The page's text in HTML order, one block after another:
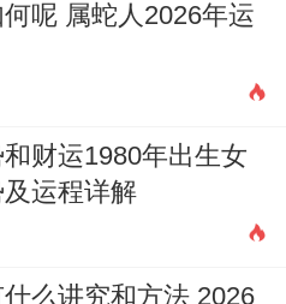
血压问题，出行注意
忍，凡事留有余地，
佩戴「
平稳度过险关。
而将明，规划
神蓄库，且丑午相害
呢 属蛇人2026年运
财运1980年出生女
运程详解
么讲究和方法 2026